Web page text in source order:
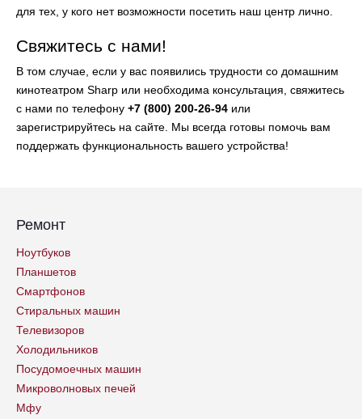
для тех, у кого нет возможности посетить наш центр лично.
Свяжитесь с нами!
В том случае, если у вас появились трудности со домашним
кинотеатром Sharp или необходима консультация, свяжитесь
с нами по телефону +7 (800) 200-26-94 или
зарегистрируйтесь на сайте. Мы всегда готовы помочь вам
поддержать функциональность вашего устройства!
Ремонт
Ноутбуков
Планшетов
Смартфонов
Стиральных машин
Телевизоров
Холодильников
Посудомоечных машин
Микроволновых печей
Мфу